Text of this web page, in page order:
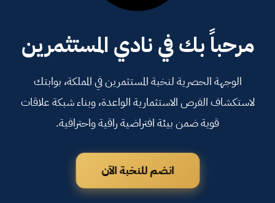
مرحباً بك في نادي المستثمرين
الوجهة الحصرية لنخبة المستثمرين في المملكة، بوابتك
لاستكشاف الفرص الاستثمارية الواعدة، وبناء شبكة علاقات
قوية ضمن بيئة افتراضية راقية واحترافية.
انضم للنخبة الآن